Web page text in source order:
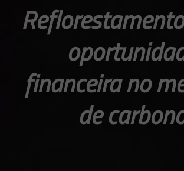
financeira no
de